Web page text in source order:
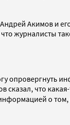
Акимов и
журналисты
опровергнуть
что
о том,